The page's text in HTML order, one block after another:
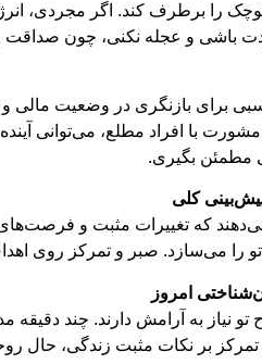
را برطرف کند. اگر مجردی،
باشی و عجله نکنی، چون صداقت و
برای بازنگری در وضعیت مالی
مشورت با افراد مطلع، می‌توانی
مطمئن بگیری.
کلی
که تغییرات مثبت و
را می‌سازد. صبر و تمرکز روی
امروز
تو نیاز به آرامش دارند. چند
تمرکز بر نکات مثبت زندگی، حال